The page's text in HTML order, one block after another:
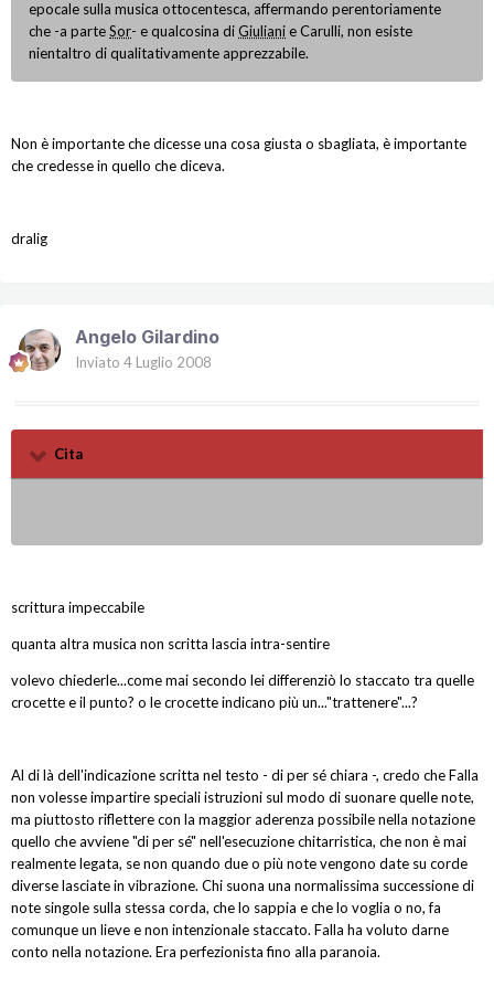
epocale sulla musica ottocentesca, affermando perentoriamente
che -a parteSor- e qualcosina diGiulianie Carulli, non esiste
nientaltro di qualitativamente apprezzabile.
Non è importante che dicesse una cosa giusta o sbagliata, è importante
che credesse in quello che diceva.
dralig
Angelo Gilardino
Inviato 4 Luglio 2008
Cita
scrittura impeccabile
quanta altra musica non scritta lascia intra-sentire
volevo chiederle...come mai secondo lei differenziò lo staccato tra quelle
crocette e il punto? o le crocette indicano più un..."trattenere"...?
Al di là dell'indicazione scritta nel testo - di per sé chiara -, credo che Falla
non volesse impartire speciali istruzioni sul modo di suonare quelle note,
ma piuttosto riflettere con la maggior aderenza possibile nella notazione
quello che avviene "di per sé" nell'esecuzione chitarristica, che non è mai
realmente legata, se non quando due o più note vengono date su corde
diverse lasciate in vibrazione. Chi suona una normalissima successione di
note singole sulla stessa corda, che lo sappia e che lo voglia o no, fa
comunque un lieve e non intenzionale staccato. Falla ha voluto darne
conto nella notazione. Era perfezionista fino alla paranoia.